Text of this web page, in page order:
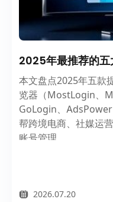
2025年最推荐的
本文盘点2025年五款
览器（MostLogin、
GoLogin、AdsPower
帮跨境电商、社媒运
账号管理。
2026.07.20